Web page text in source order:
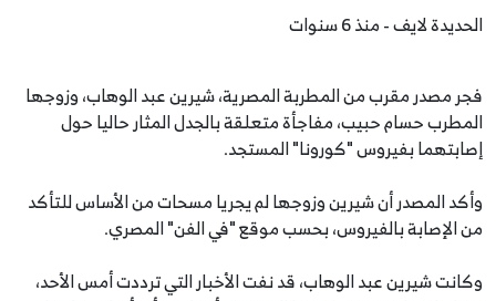
الحديدة لايف - منذ 6 سنوات
فجر مصدر مقرب من المطربة المصرية، شيرين عبد الوهاب، وزوجها
المطرب حسام حبيب، مفاجأة متعلقة بالجدل المثار حاليا حول
إصابتهما بفيروس "كورونا" المستجد.
وأكد المصدر أن شيرين وزوجها لم يجريا مسحات من الأساس للتأكد
من الإصابة بالفيروس، بحسب موقع "في الفن" المصري.
وكانت شيرين عبد الوهاب، قد نفت الأخبار التي ترددت أمس الأحد،